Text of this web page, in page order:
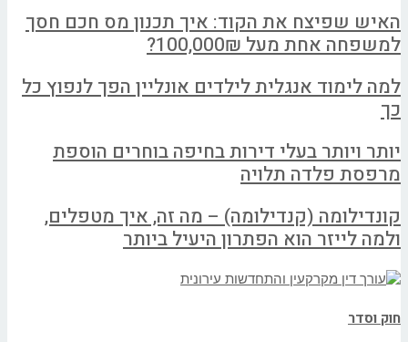
האיש שפיצח את הקוד: איך תכנון מס חכם חסך
למשפחה אחת מעל 100,000₪?
למה לימוד אנגלית לילדים אונליין הפך לנפוץ כל
כך
יותר ויותר בעלי דירות בחיפה בוחרים הוספת
מרפסת פלדה תלויה
קונדילומה (קנדילומה) – מה זה, איך מטפלים,
ולמה לייזר הוא הפתרון היעיל ביותר
חוק וסדר